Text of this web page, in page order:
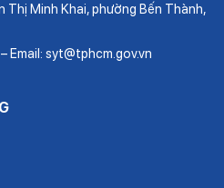
Thị Minh Khai, phường Bến Thành,
Email: syt@tphcm.gov.vn